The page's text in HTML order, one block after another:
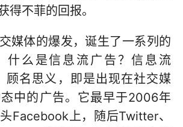
得不菲的回报。
媒体的爆发，诞生了一系列的
什么是信息流广告？信息流
顾名思义，即是出现在社交媒
中的广告。它最早于2006年
Facebook上，随后Twitter、